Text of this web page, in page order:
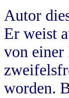
Autor
Er weist
von einer
worden.